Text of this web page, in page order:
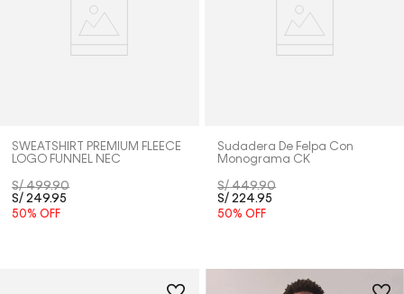
SWEATSHIRT PREMIUM FLEECE
LOGO FUNNEL NEC
S/ 499.90
S/ 249.95
50% OFF
Sudadera De Felpa Con
Monograma CK
S/ 449.90
S/ 224.95
50% OFF